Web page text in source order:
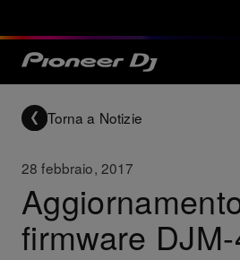
Torna a Notizie
28 febbraio, 2017
firmware